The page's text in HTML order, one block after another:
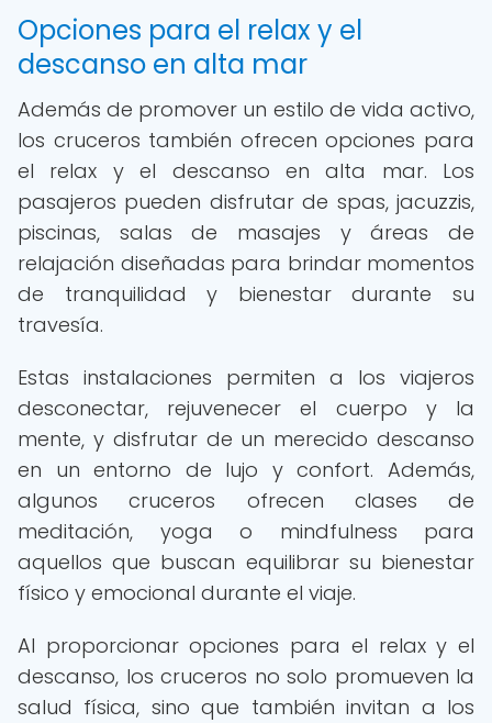
Opciones para el relax y el
descanso en alta mar
Además de promover un estilo de vida activo,
los cruceros también ofrecen opciones para
el relax y el descanso en alta mar. Los
pasajeros pueden disfrutar de spas, jacuzzis,
piscinas, salas de masajes y áreas de
relajación diseñadas para brindar momentos
de tranquilidad y bienestar durante su
travesía.
Estas instalaciones permiten a los viajeros
desconectar, rejuvenecer el cuerpo y la
mente, y disfrutar de un merecido descanso
en un entorno de lujo y confort. Además,
algunos cruceros ofrecen clases de
meditación, yoga o mindfulness para
aquellos que buscan equilibrar su bienestar
físico y emocional durante el viaje.
Al proporcionar opciones para el relax y el
descanso, los cruceros no solo promueven la
salud física, sino que también invitan a los